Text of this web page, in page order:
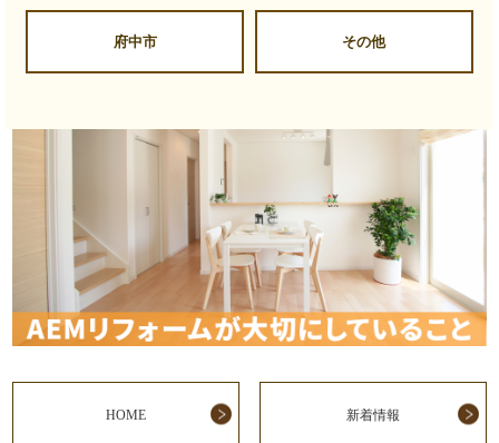
府中市 その他
HOME 新着情報